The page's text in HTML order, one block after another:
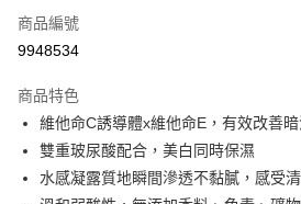
LINE Pay
街口支付
悠遊付
Google Pay
商品編號
9948534
商品特色
維他命C誘導體x維他命E，有效改善
雙重玻尿酸配合，美白同時保濕
水感凝露質地瞬間滲透不黏膩，感受